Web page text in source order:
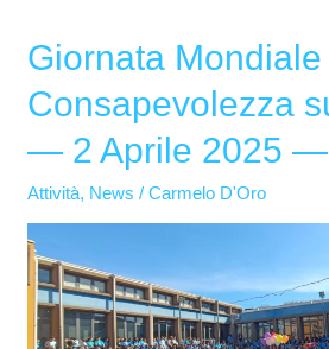
Giornata
Consapevolezza
— 2 Aprile 2025 —
Attività, News /Carmelo D'Oro
Giornata
della
Consapevolezza
2
Aprile
2025
—